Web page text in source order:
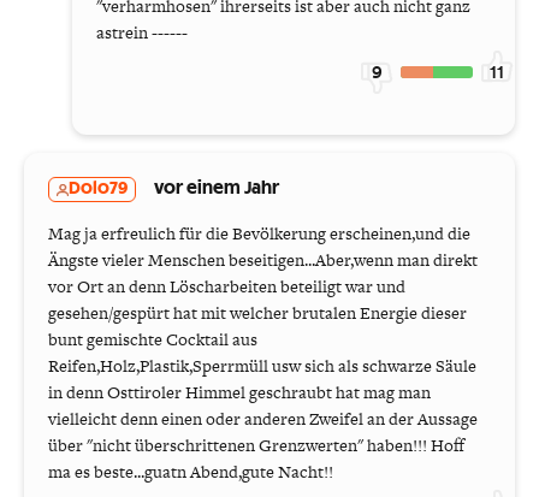
"verharmhosen" ihrerseits ist aber auch nicht ganz
astrein ------
9 11
Dolo79 vor einem Jahr
Mag ja erfreulich für die Bevölkerung erscheinen,und die
Ängste vieler Menschen beseitigen...Aber,wenn man direkt
vor Ort an denn Löscharbeiten beteiligt war und
gesehen/gespürt hat mit welcher brutalen Energie dieser
bunt gemischte Cocktail aus
Reifen,Holz,Plastik,Sperrmüll usw sich als schwarze Säule
in denn Osttiroler Himmel geschraubt hat mag man
vielleicht denn einen oder anderen Zweifel an der Aussage
über "nicht überschrittenen Grenzwerten" haben!!! Hoff
ma es beste...guatn Abend,gute Nacht!!